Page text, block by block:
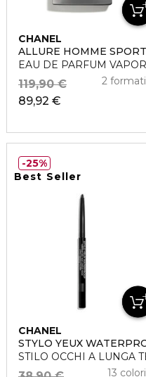
CHANEL
ALLURE HOMME
EAU DE PARFUM
89,92 €
119,90 € 2 formati
Best Seller
CHANEL
STYLO YEUX
STILO OCCHI A LUNGA
13 colori
25%